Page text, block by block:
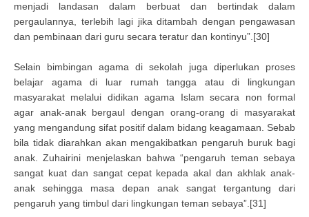
menjadi landasan dalam berbuat dan bertindak dalam
pergaulannya, terlebih lagi jika ditambah dengan pengawasan
dan pembinaan dari guru secara teratur dan kontinyu”.[30]
Selain bimbingan agama di sekolah juga diperlukan proses
belajar agama di luar rumah tangga atau di lingkungan
masyarakat melalui didikan agama Islam secara non formal
agar anak-anak bergaul dengan orang-orang di masyarakat
yang mengandung sifat positif dalam bidang keagamaan. Sebab
bila tidak diarahkan akan mengakibatkan pengaruh buruk bagi
anak. Zuhairini menjelaskan bahwa “pengaruh teman sebaya
sangat kuat dan sangat cepat kepada akal dan akhlak anak-
anak sehingga masa depan anak sangat tergantung dari
pengaruh yang timbul dari lingkungan teman sebaya”.[31]